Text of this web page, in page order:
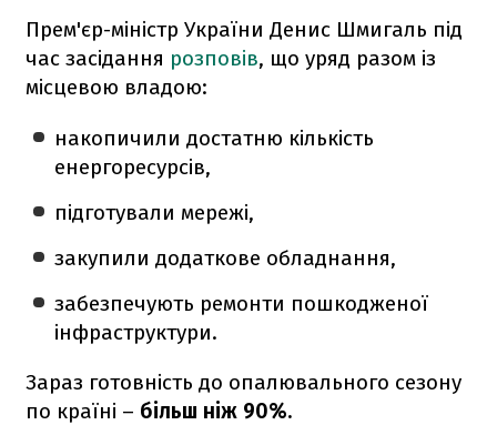
Прем'єр-міністр України Денис Шмигаль під
час засідання розповів, що уряд разом із
місцевою владою:
накопичили достатню кількість
енергоресурсів,
підготували мережі,
закупили додаткове обладнання,
забезпечують ремонти пошкодженої
інфраструктури.
Зараз готовність до опалювального сезону
по країні – більш ніж 90%.